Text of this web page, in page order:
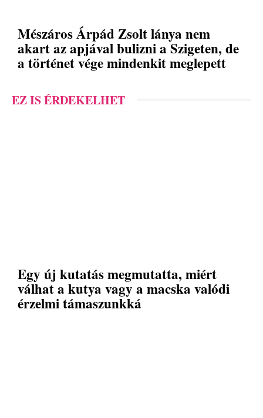
Mészáros Árpád Zsolt lánya nem
akart az apjával bulizni a Szigeten, de
a történet vége mindenkit meglepett
EZ IS ÉRDEKELHET
Egy új kutatás megmutatta, miért
válhat a kutya vagy a macska valódi
érzelmi támaszunkká